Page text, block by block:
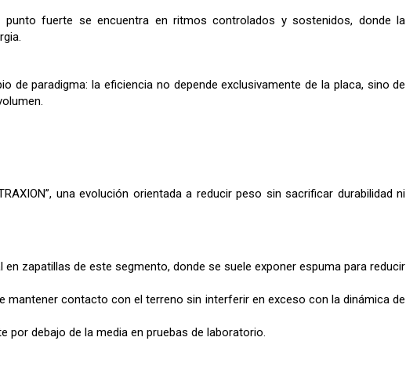
fuerte se encuentra en ritmos controlados y sostenidos, donde la
de paradigma: la eficiencia no depende exclusivamente de la placa, sino de
una evolución orientada a reducir peso sin sacrificar durabilidad ni
zapatillas de este segmento, donde se suele exponer espuma para reducir
mantener contacto con el terreno sin interferir en exceso con la dinámica de
por debajo de la media en pruebas de laboratorio.